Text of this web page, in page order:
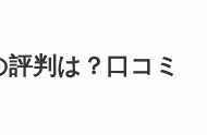
判は？口コミ